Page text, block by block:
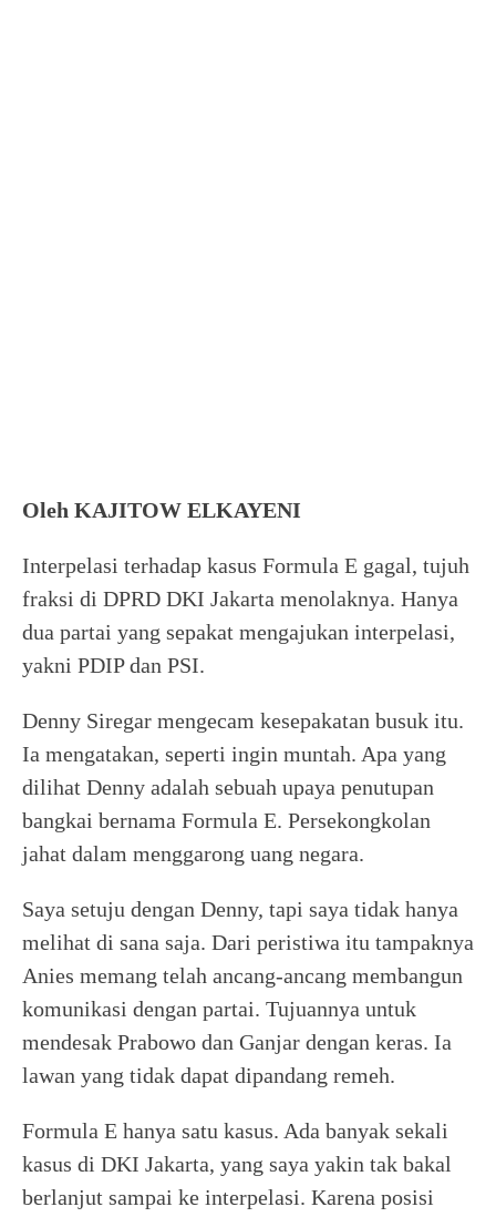
Oleh KAJITOW ELKAYENI
Interpelasi terhadap kasus Formula E gagal, tujuh
fraksi di DPRD DKI Jakarta menolaknya. Hanya
dua partai yang sepakat mengajukan interpelasi,
yakni PDIP dan PSI.
Denny Siregar mengecam kesepakatan busuk itu.
Ia mengatakan, seperti ingin muntah. Apa yang
dilihat Denny adalah sebuah upaya penutupan
bangkai bernama Formula E. Persekongkolan
jahat dalam menggarong uang negara.
Saya setuju dengan Denny, tapi saya tidak hanya
melihat di sana saja. Dari peristiwa itu tampaknya
Anies memang telah ancang-ancang membangun
komunikasi dengan partai. Tujuannya untuk
mendesak Prabowo dan Ganjar dengan keras. Ia
lawan yang tidak dapat dipandang remeh.
Formula E hanya satu kasus. Ada banyak sekali
kasus di DKI Jakarta, yang saya yakin tak bakal
berlanjut sampai ke interpelasi. Karena posisi